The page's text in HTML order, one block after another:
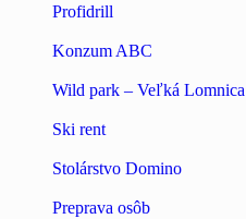
Profidrill
Konzum ABC
Wild park – Veľká Lomnica
Ski rent
Stolárstvo Domino
Preprava osôb